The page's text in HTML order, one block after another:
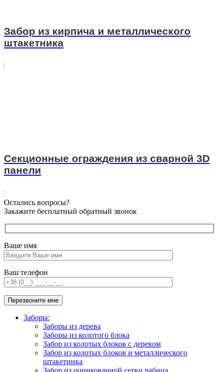
Забор из кирпича и металлического
штакетника
Секционные ограждения из сварной 3D
панели
Остались вопросы?
Закажите бесплатный обратный звонок
Ваше имя
Ваш телефон
Заборы:
Заборы из дерева
Заборы из колотого блока
Забор из колотых блоков с деревом
Забор из колотых блоков и металлического
штакетника
Забор из оцинкованной сетки рабица